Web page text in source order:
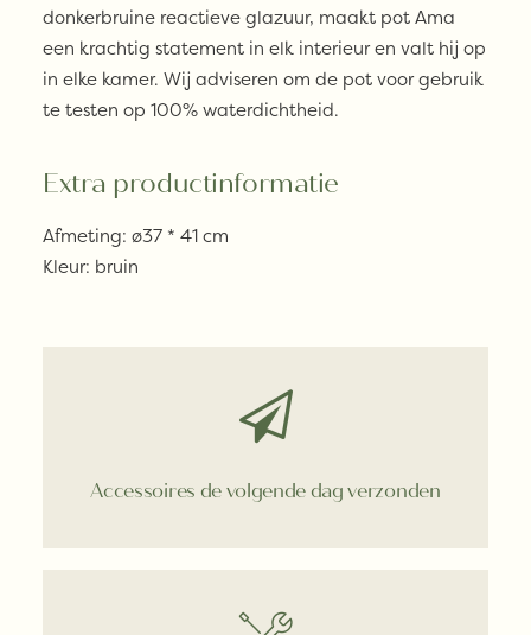
donkerbruine reactieve glazuur, maakt pot Ama
een krachtig statement in elk interieur en valt hij op
in elke kamer. Wij adviseren om de pot voor gebruik
te testen op 100% waterdichtheid.
Extra productinformatie
Afmeting: ø37 * 41 cm
Kleur: bruin
Accessoires de volgende dag verzonden